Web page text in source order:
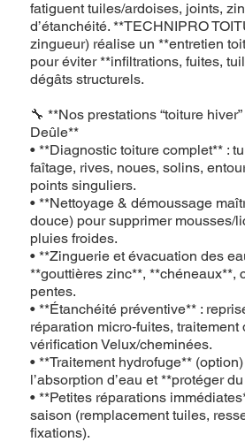
fatiguent tuiles/ardoises, joints,
d’étanchéité. **TECHNIPRO
zingueur) réalise un **entretien
pour éviter **infiltrations, fuites,
dégâts structurels.
🔧 **Nos prestations “toiture
Deûle**
• **Diagnostic toiture complet** :
faîtage, rives, noues, solins,
points singuliers.
• **Nettoyage & démoussage
douce) pour supprimer mousses/
pluies froides.
• **Zinguerie et évacuation des
**gouttières zinc**, **chéneaux**,
pentes.
• **Étanchéité préventive** :
réparation micro‑fuites, traitement
vérification Velux/cheminées.
• **Traitement hydrofuge**
l’absorption d’eau et **protéger
• **Petites réparations
saison (remplacement tuiles,
fixations).